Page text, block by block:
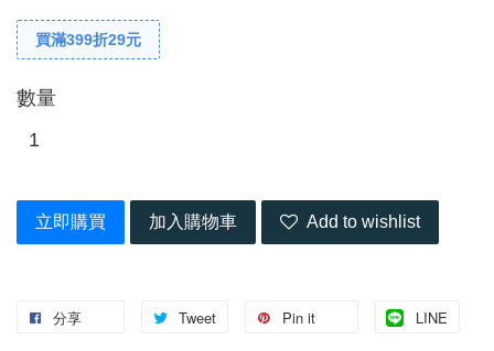
買滿399折29元
數量
立即購買 加入購物車 Add to wishlist
分享 Tweet Pin it LINE